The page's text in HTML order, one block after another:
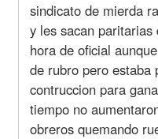
Medio Oficial
Ayudante
Sereno
Mes
Mayo
(2,212%
s/mar)
Oficial
Especializado
Oficial
Medio Oficial
Ayudante
sindicato de mierda
y les sacan
hora de oficial
de rubro pero estaba
contruccion para
tiempo no
obreros quemando